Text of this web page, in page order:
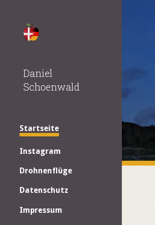
Daniel
Schoenwald
Startseite
Instagram
Drohnenflüge
Datenschutz
Impressum